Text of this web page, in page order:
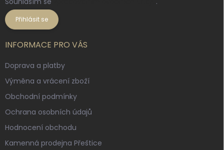
Přihlásit se
INFORMACE PRO VÁS
Doprava a platby
Výměna a vrácení zboží
Obchodní podmínky
Ochrana osobních údajů
Hodnocení obchodu
Kamenná prodejna Přeštice